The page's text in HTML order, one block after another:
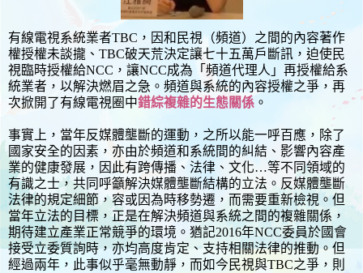
有線電視系統業者TBC，因和民視（頻道）之間的內容著作
權授權未談攏、TBC破天荒決定讓七十五萬戶斷訊，迫使民
視臨時授權給NCC，讓NCC成為「頻道代理人」再授權給系
統業者，以解決燃眉之急。頻道與系統的內容授權之爭，再
次掀開了有線電視圈中錯綜複雜的生態關係 。
事實上，當年反媒體壟斷的運動，之所以能一呼百應，除了
國家安全的因素，亦由於頻道和系統間的糾結、影響內容產
業的健康發展，因此有跨傳播、法律、文化…等不同領域的
有識之士，共同呼籲解決媒體壟斷結構的立法。反媒體壟斷
法律的規定細節，容或因為時移勢遷，而需要重新檢視。但
當年立法的目標，正是在解決頻道與系統之間的複雜關係，
期待建立產業正常競爭的環境。猶記2016年NCC委員於國會
接受立委質詢時，亦均高度肯定、支持相關法律的推動。但
經過兩年，此事似乎毫無動靜，而如今民視與TBC之爭，則